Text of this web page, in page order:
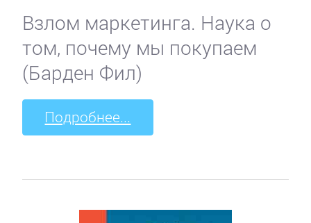
Взлом маркетинга. Наука о
том, почему мы покупаем
(Барден Фил)
Подробнее...